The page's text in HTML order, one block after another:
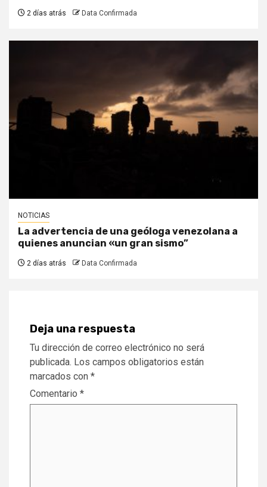
2 días atrás Data Confirmada
NOTICIAS
La advertencia de una geóloga venezolana a
quienes anuncian «un gran sismo”
2 días atrás Data Confirmada
Deja una respuesta
Tu dirección de correo electrónico no será
publicada. Los campos obligatorios están
marcados con *
Comentario *